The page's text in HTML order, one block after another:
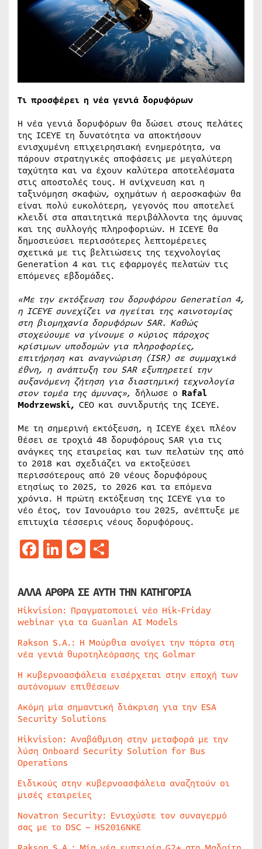
Τι προσφέρει η νέα γενιά δορυφόρων
Η νέα γενιά δορυφόρων θα δώσει στους πελάτες
της ICEYE τη δυνατότητα να αποκτήσουν
ενισχυμένη επιχειρησιακή ενημερότητα, να
πάρουν στρατηγικές αποφάσεις με μεγαλύτερη
ταχύτητα και να έχουν καλύτερα αποτελέσματα
στις αποστολές τους. Η ανίχνευση και η
ταξινόμηση σκαφών, οχημάτων ή αεροσκαφών θα
είναι πολύ ευκολότερη, γεγονός που αποτελεί
κλειδί στα απαιτητικά περιβάλλοντα της άμυνας
και της συλλογής πληροφοριών. Η ICEYE θα
δημοσιεύσει περισσότερες λεπτομέρειες
σχετικά με τις βελτιώσεις της τεχνολογίας
Generation 4 και τις εφαρμογές πελατών τις
επόμενες εβδομάδες.
«Με την εκτόξευση του δορυφόρου Generation 4,
η ICEYE συνεχίζει να ηγείται της καινοτομίας
στη βιομηχανία δορυφόρων SAR. Καθώς
στοχεύουμε να γίνουμε ο κύριος πάροχος
κρίσιμων υποδομών για πληροφορίες,
επιτήρηση και αναγνώριση (ISR) σε συμμαχικά
έθνη, η ανάπτυξη του SAR εξυπηρετεί την
αυξανόμενη ζήτηση για διαστημική τεχνολογία
στον τομέα της άμυνας», δήλωσε ο Rafal
Modrzewski, CEO και συνιδρυτής της ICEYE.
Με τη σημερινή εκτόξευση, η ICEYE έχει πλέον
θέσει σε τροχιά 48 δορυφόρους SAR για τις
ανάγκες της εταιρείας και των πελατών της από
το 2018 και σχεδιάζει να εκτοξεύσει
περισσότερους από 20 νέους δορυφόρους
ετησίως το 2025, το 2026 και τα επόμενα
χρόνια. Η πρώτη εκτόξευση της ICEYE για το
νέο έτος, τον Ιανουάριο του 2025, ανέπτυξε με
επιτυχία τέσσερις νέους δορυφόρους.
Facebook
LinkedIn
Messenger
ΑΛΛΑ ΑΡΘΡΑ ΣΕ ΑΥΤΗ ΤΗΝ ΚΑΤΗΓΟΡΙΑ
Hikvision: Πραγματοποιεί νέο Hik-Friday
webinar για τα Guanlan AI Models
Rakson S.A.: Η Μούρθια ανοίγει την πόρτα στη
νέα γενιά θυροτηλεόρασης της Golmar
Η κυβερνοασφάλεια εισέρχεται στην εποχή των
αυτόνομων επιθέσεων
Ακόμη μία σημαντική διάκριση για την ESA
Security Solutions
Hikvision: Αναβάθμιση στην μεταφορά με την
λύση Onboard Security Solution for Bus
Operations
Ειδικούς στην κυβερνοασφάλεια αναζητούν οι
μισές εταιρείες
Novatron Security: Ενισχύστε τον συναγερμό
σας με το DSC – HS2016NKE